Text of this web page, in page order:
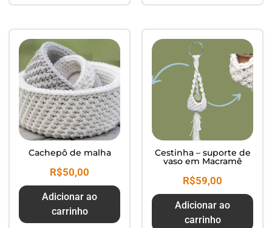
Cachepô de malha
R$50,00
Adicionar ao
carrinho
Cestinha – suporte de
vaso em Macramê
R$59,00
Adicionar ao
carrinho